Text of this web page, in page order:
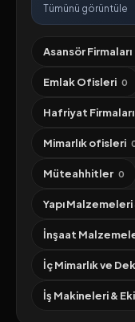
Tümünü görüntüle
Asansör Firmaları
Emlak Ofisleri 0
Hafriyat Firmaları
Mimarlık ofisleri
Müteahhitler 0
Yapı Malzemeleri
İnşaat
İç Mimarlık ve
İş Makineleri &